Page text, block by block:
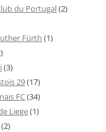
du Portugal(2)
Fürth (1)
(3)
29(17)
FC(34)
Liege(1)
(2)